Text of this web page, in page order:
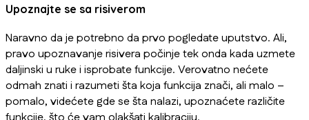
Upoznajte se sa risiverom
Naravno da je potrebno da prvo pogledate uputstvo. Ali,
pravo upoznavanje risivera počinje tek onda kada uzmete
daljinski u ruke i isprobate funkcije. Verovatno nećete
odmah znati i razumeti šta koja funkcija znači, ali malo –
pomalo, videćete gde se šta nalazi, upoznaćete različite